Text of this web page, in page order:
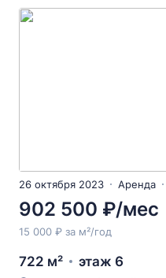
26 октября 2023 Аренда
902 500 ₽/мес
15 000 ₽ за м²/год
722 м² этаж 6